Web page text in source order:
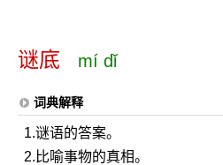
谜底 mí dǐ
词典解释
1.谜语的答案。
2.比喻事物的真相。